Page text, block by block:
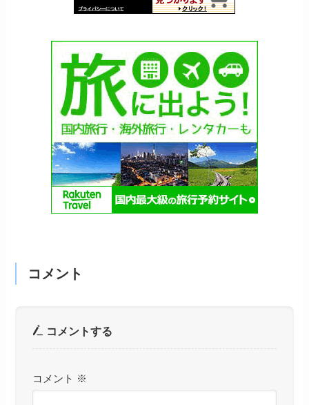
コメント
コメントする
コメント ※